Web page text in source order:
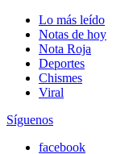
Lo más leído
Notas de hoy
Nota Roja
Deportes
Chismes
Viral
Síguenos
facebook